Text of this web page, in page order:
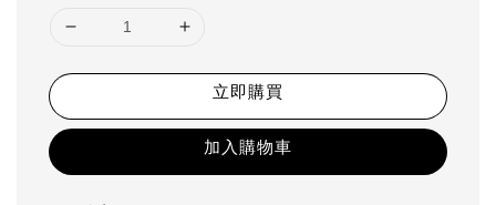
立即購買
加入購物車